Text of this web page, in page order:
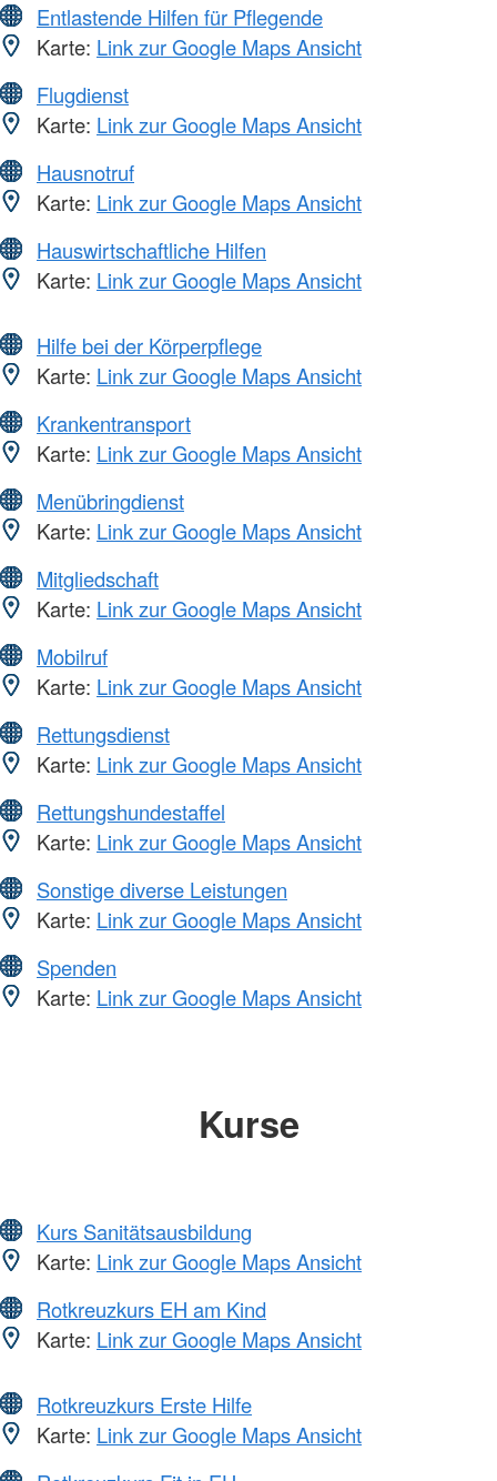
Entlastende Hilfen für Pflegende
Karte: Link zur Google Maps Ansicht
Flugdienst
Karte: Link zur Google Maps Ansicht
Hausnotruf
Karte: Link zur Google Maps Ansicht
Hauswirtschaftliche Hilfen
Karte: Link zur Google Maps Ansicht
Hilfe bei der Körperpflege
Karte: Link zur Google Maps Ansicht
Krankentransport
Karte: Link zur Google Maps Ansicht
Menübringdienst
Karte: Link zur Google Maps Ansicht
Mitgliedschaft
Karte: Link zur Google Maps Ansicht
Mobilruf
Karte: Link zur Google Maps Ansicht
Rettungsdienst
Karte: Link zur Google Maps Ansicht
Rettungshundestaffel
Karte: Link zur Google Maps Ansicht
Sonstige diverse Leistungen
Karte: Link zur Google Maps Ansicht
Spenden
Karte: Link zur Google Maps Ansicht
Kurse
Kurs Sanitätsausbildung
Karte: Link zur Google Maps Ansicht
Rotkreuzkurs EH am Kind
Karte: Link zur Google Maps Ansicht
Rotkreuzkurs Erste Hilfe
Karte: Link zur Google Maps Ansicht